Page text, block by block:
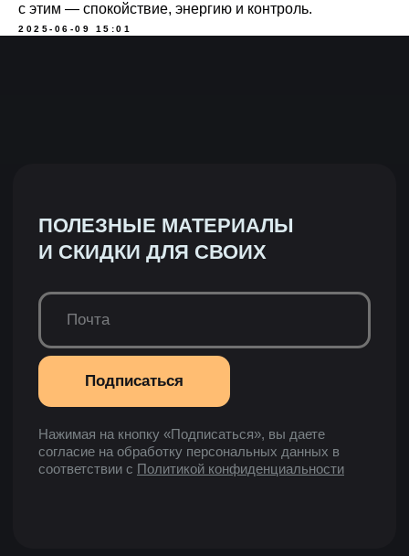
с этим — спокойствие, энергию и контроль.
2025-06-09 15:01